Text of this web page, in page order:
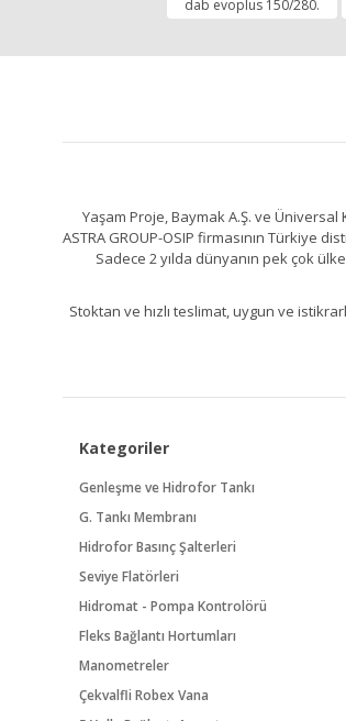
Ürün resmi kalitesiz, bozuk
Bu ürüne benzer farklı
dab evoplus 150/280.
Yaşam Proje, Baymak A.Ş. ve
ASTRA GROUP-OSIP firmasının Türkiye
Sadece 2 yılda dünyanın pek çok
Stoktan ve hızlı teslimat, uygun ve
Kategoriler
Genleşme ve Hidrofor Tankı
G. Tankı Membranı
Hidrofor Basınç Şalterleri
Seviye Flatörleri
Hidromat - Pompa Kontrolörü
Fleks Bağlantı Hortumları
Manometreler
Çekvalfli Robex Vana